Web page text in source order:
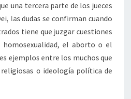
una tercera parte de los jueces
las dudas se confirman cuando
tiene que juzgar cuestiones
homosexualidad, el aborto o el
ejemplos entre los muchos que
o ideología política de